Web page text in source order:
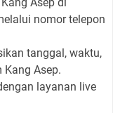
Asep di
nomor telepon
tanggal, waktu,
Asep.
layanan live